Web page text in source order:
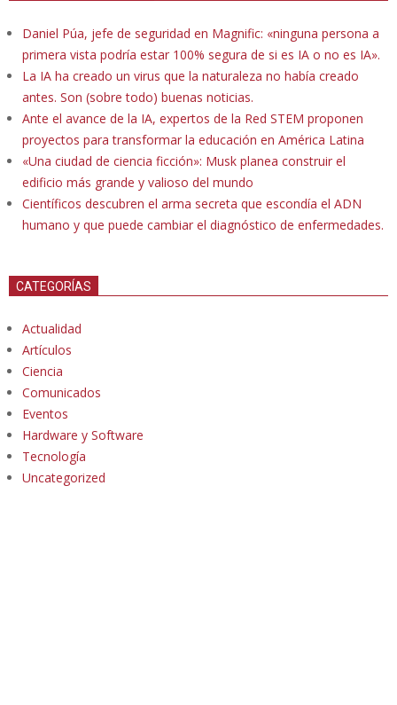
Daniel Púa, jefe de seguridad en Magnific: «ninguna persona a
primera vista podría estar 100% segura de si es IA o no es IA».
La IA ha creado un virus que la naturaleza no había creado
antes. Son (sobre todo) buenas noticias.
Ante el avance de la IA, expertos de la Red STEM proponen
proyectos para transformar la educación en América Latina
«Una ciudad de ciencia ficción»: Musk planea construir el
edificio más grande y valioso del mundo
Científicos descubren el arma secreta que escondía el ADN
humano y que puede cambiar el diagnóstico de enfermedades.
CATEGORÍAS
Actualidad
Artículos
Ciencia
Comunicados
Eventos
Hardware y Software
Tecnología
Uncategorized